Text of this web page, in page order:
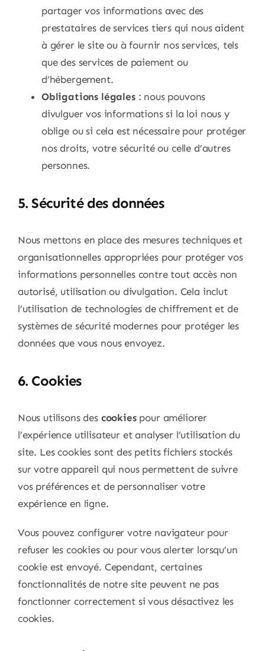
partager vos informations avec des
prestataires de services tiers qui nous aident
à gérer le site ou à fournir nos services, tels
que des services de paiement ou
d’hébergement.
Obligations légales: nous pouvons
divulguer vos informations si la loi nous y
oblige ou si cela est nécessaire pour protéger
nos droits, votre sécurité ou celle d’autres
personnes.
5. Sécurité des données
Nous mettons en place des mesures techniques et
organisationnelles appropriées pour protéger vos
informations personnelles contre tout accès non
autorisé, utilisation ou divulgation. Cela inclut
l’utilisation de technologies de chiffrement et de
systèmes de sécurité modernes pour protéger les
données que vous nous envoyez.
6. Cookies
Nous utilisons des cookiespour améliorer
l’expérience utilisateur et analyser l’utilisation du
site. Les cookies sont des petits fichiers stockés
sur votre appareil qui nous permettent de suivre
vos préférences et de personnaliser votre
expérience en ligne.
Vous pouvez configurer votre navigateur pour
refuser les cookies ou pour vous alerter lorsqu’un
cookie est envoyé. Cependant, certaines
fonctionnalités de notre site peuvent ne pas
fonctionner correctement si vous désactivez les
cookies.